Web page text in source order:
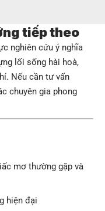
tiếp theo
nghiên cứu ý nghĩa
lối sống hài hoà,
Nếu cần tư vấn
chuyên gia phong
mơ thường gặp và
hiện đại